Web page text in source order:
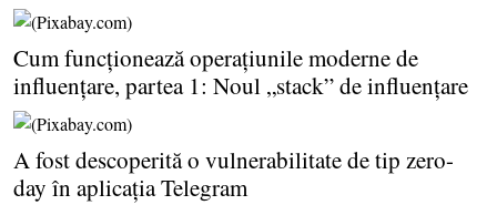
Cum funcţionează operaţiunile moderne de
influenţare, partea 1: Noul „stack” de influenţare
A fost descoperită o vulnerabilitate de tip zero-
day în aplicaţia Telegram